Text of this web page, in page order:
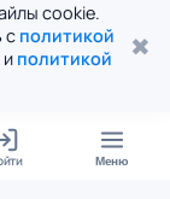
cookie.
с политикой
и политикой
✖
Меню